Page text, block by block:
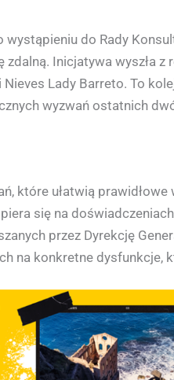
wystąpieniu do Rady
Inicjatywa wyszła
Lady Barreto. To
wyzwań ostatnich
które ułatwią
się na
przez Dyrekcję
na konkretne dysfunkcje,